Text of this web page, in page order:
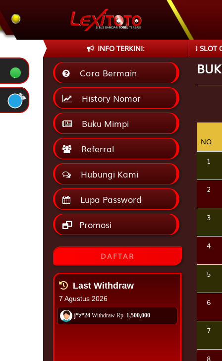
INFO TERKINI:
BANDAR AGEN TOGEL AMANAH DAN SLOT ONLINE TERBAIK
Cara Bermain
History Nomor
Buku Mimpi
Referral
Hubungi Kami
Lupa Password
Promosi
DAFTAR
NO.
NO.
1
2
3
4
5
6
7
8